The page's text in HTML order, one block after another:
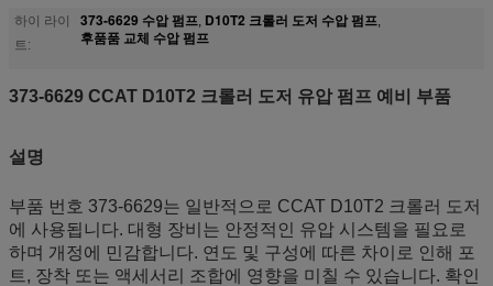
하이 라이
트:
373-6629 수압 펌프, D10T2 크롤러 도저 수압 펌프,
후품품 교체 수압 펌프
373-6629 CCAT D10T2 크롤러 도저 유압 펌프 예비 부품
설명
부품 번호 373-6629는 일반적으로 CCAT D10T2 크롤러 도저
에 사용됩니다. 대형 장비는 안정적인 유압 시스템을 필요로
하며 개정에 민감합니다. 연도 및 구성에 따른 차이로 인해 포
트, 장착 또는 액세서리 조합에 영향을 미칠 수 있습니다. 확인